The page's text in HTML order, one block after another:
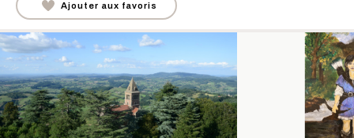
Ajouter aux favoris